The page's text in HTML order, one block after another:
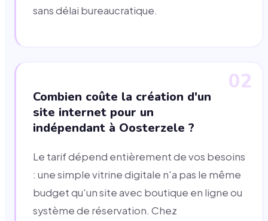
sans délai bureaucratique.
02
Combien coûte la création d'un
site internet pour un
indépendant à Oosterzele ?
Le tarif dépend entièrement de vos besoins
: une simple vitrine digitale n'a pas le même
budget qu'un site avec boutique en ligne ou
système de réservation. Chez